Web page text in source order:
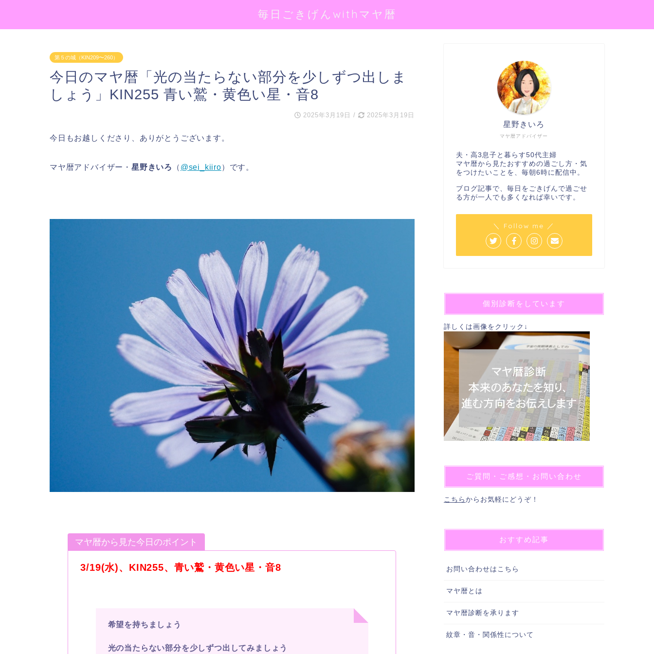
毎日ごきげんwithマヤ暦
第５の城（KIN209〜260）
今日のマヤ暦「光の当たらない部分を少しずつ出しま
しょう」KIN255 青い鷲・黄色い星・音8
2025年3月19日 / 2025年3月19日
今日もお越しくださり、ありがとうございます。
マヤ暦アドバイザー・ 星野きいろ （ @sei_kiiro）です。
マヤ暦から見た今日のポイント
3/19(水)、 KIN255、青い鷲・黄色い星・音8
希望を持ちましょう
光の当たらない部分を少しずつ出してみましょう
マヤ暦アドバイザー
星野きいろ
夫・高3息子と暮らす50代主婦
マヤ暦から見たおすすめの過ごし方・気
をつけたいことを、毎朝6時に配信中。
ブログ記事で、毎日をごきげんで過ごせ
る方が一人でも多くなれば幸いです。
＼ Follow me ／
個別診断をしています
詳しくは画像をクリック↓
ご質問・ご感想・お問い合わせ
こちら からお気軽にどうぞ！
おすすめ記事
お問い合わせはこちら
マヤ暦とは
マヤ暦診断を承ります
紋章・音・関係性について